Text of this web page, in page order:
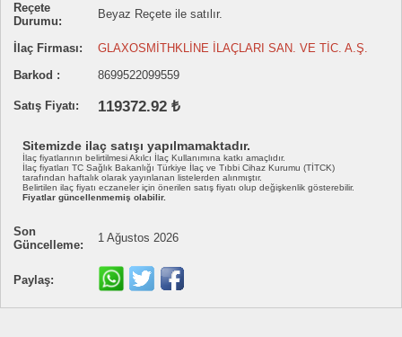
Reçete
Durumu:
Beyaz Reçete ile satılır.
İlaç Firması:
GLAXOSMİTHKLİNE İLAÇLARI SAN. VE TİC. A.Ş.
Barkod :
8699522099559
Satış Fiyatı: 119372.92 ₺
Sitemizde ilaç satışı yapılmamaktadır.
İlaç fiyatlarının belirtilmesi Akılcı İlaç Kullanımına katkı amaçlıdır.
İlaç fiyatları TC Sağlık Bakanlığı Türkiye İlaç ve Tıbbi Cihaz Kurumu (TİTCK)
tarafından haftalık olarak yayınlanan listelerden alınmıştır.
Belirtilen ilaç fiyatı eczaneler için önerilen satış fiyatı olup değişkenlik gösterebilir.
Fiyatlar güncellenmemiş olabilir.
Son
Güncelleme:
1 Ağustos 2026
Paylaş: